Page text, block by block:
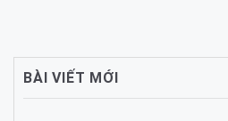
BÀI VIẾT MỚI